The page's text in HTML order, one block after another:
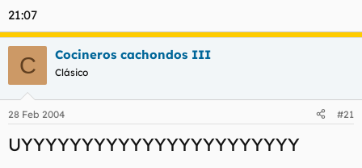
21:07
C Cocineros cachondos III
Clásico
28 Feb 2004 #21
UYYYYYYYYYYYYYYYYYYYYYYY